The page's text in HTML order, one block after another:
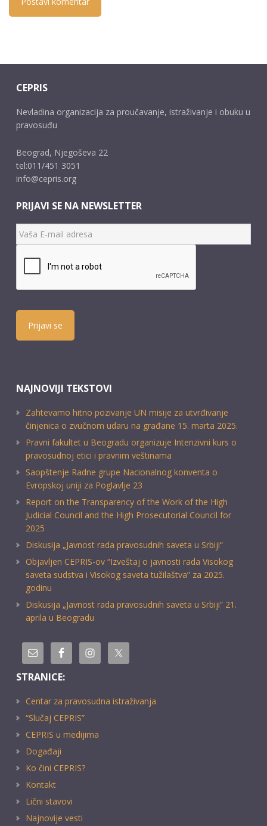
CEPRIS
Nevladina organizacija za proučavanje, istraživanje i obuku u
pravosuđu
Beograd, Njegoševa 22
tel:011/451 3051
info@cepris.org
PRIJAVI SE NA NEWSLETTER
Prijavi se
NAJNOVIJI TEKSTOVI
Zahtevamo hitno pozivanje UN misije za utvrđivanje
činjenica o zvučnom udaru na građane 15. marta 2025.
Pravni fakultet u Beogradu organizuje Intenzivni kurs o
pravosudnoj etici i pravnim veštinama
Saopštenje Radne grupe Nacionalnog konventa o
Evropskoj uniji za Poglavlje 23
Report on the Transparency of the Work of the High
Judicial Council and the High Prosecutorial Council for
2025
Diskusija „Javnost rada pravosudnih saveta u Srbiji“
Objavljen CEPRIS-ov “Izveštaj o javnosti rada Visokog
saveta sudstva i Visokog saveta tužilaštva” za 2025.
godinu
Diskusija „Javnost rada pravosudnih saveta u Srbiji” 21.
aprila u Beogradu
STRANICE:
Centar za pravosudna istraživanja
“Slučaj CEPRIS”
CEPRIS u medijima
Događaji
Ko čini CEPRIS?
Kontakt
Lični stavovi
Najnovije vesti